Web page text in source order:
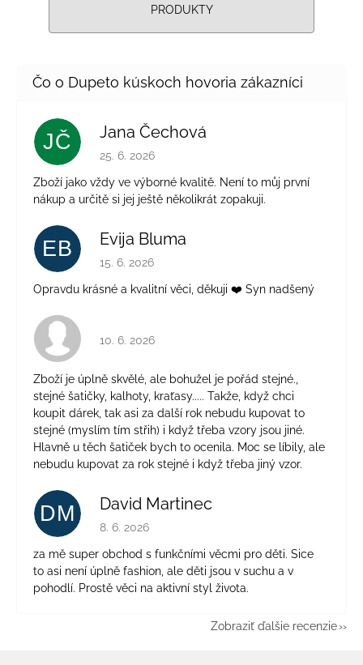
PRODUKTY
JČ Jana Čechová
Hodnotenie obchodu je 5 z 5 hviezdičiek.
25. 6. 2026
Zboží jako vždy ve výborné kvalitě. Není to můj první
nákup a určitě si jej ještě několikrát zopakuji.
EB Evija Bluma
Hodnotenie obchodu je 5 z 5 hviezdičiek.
15. 6. 2026
Opravdu krásné a kvalitní věci, děkuji ❤️ Syn nadšený
Hodnotenie obchodu je 4 z 5 hviezdičiek.
10. 6. 2026
Zboží je úplně skvělé, ale bohužel je pořád stejné.,
stejné šatičky, kalhoty, kraťasy..... Takže, když chci
koupit dárek, tak asi za další rok nebudu kupovat to
stejné (myslím tím střih) i když třeba vzory jsou jiné.
Hlavně u těch šatiček bych to ocenila. Moc se líbily, ale
nebudu kupovat za rok stejné i když třeba jiný vzor.
DM David Martinec
Hodnotenie obchodu je 5 z 5 hviezdičiek.
8. 6. 2026
za mě super obchod s funkčními věcmi pro děti. Sice
to asi není úplně fashion, ale děti jsou v suchu a v
pohodlí. Prostě věci na aktivní styl života.
Zobraziť ďalšie recenzie